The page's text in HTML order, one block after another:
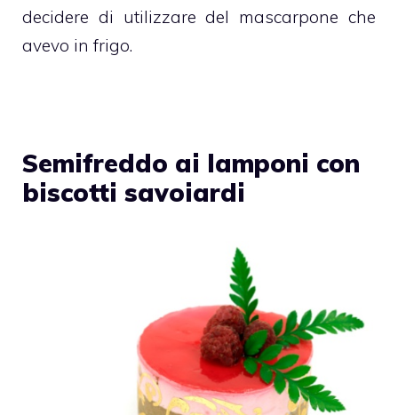
decidere di utilizzare del mascarpone che
avevo in frigo.
Semifreddo ai lamponi con
biscotti savoiardi